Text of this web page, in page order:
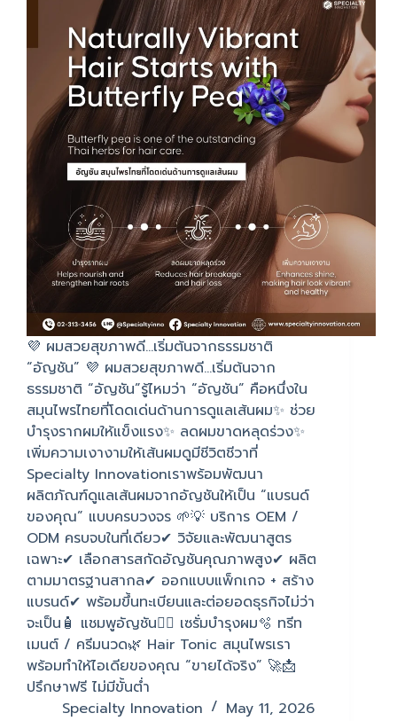
💜 ผมสวยสุขภาพดี…เริ่มต้นจากธรรมชาติ
“อัญชัน” 💜 ผมสวยสุขภาพดี…เริ่มต้นจาก
ธรรมชาติ “อัญชัน”รู้ไหมว่า “อัญชัน” คือหนึ่งใน
สมุนไพรไทยที่โดดเด่นด้านการดูแลเส้นผม✨ ช่วย
บำรุงรากผมให้แข็งแรง✨ ลดผมขาดหลุดร่วง✨
เพิ่มความเงางามให้เส้นผมดูมีชีวิตชีวาที่
Specialty Innovationเราพร้อมพัฒนา
ผลิตภัณฑ์ดูแลเส้นผมจากอัญชันให้เป็น “แบรนด์
ของคุณ” แบบครบวงจร 🌱💡 บริการ OEM /
ODM ครบจบในที่เดียว✔ วิจัยและพัฒนาสูตร
เฉพาะ✔ เลือกสารสกัดอัญชันคุณภาพสูง✔ ผลิต
ตามมาตรฐานสากล✔ ออกแบบแพ็กเกจ + สร้าง
แบรนด์✔ พร้อมขึ้นทะเบียนและต่อยอดธุรกิจไม่ว่า
จะเป็น🧴 แชมพูอัญชัน💆‍♀️ เซรั่มบำรุงผม🫧 ทรีท
เมนต์ / ครีมนวด🌿 Hair Tonic สมุนไพรเรา
พร้อมทำให้ไอเดียของคุณ “ขายได้จริง” 🚀📩
ปรึกษาฟรี ไม่มีขั้นต่ำ
Specialty Innovation
May 11, 2026